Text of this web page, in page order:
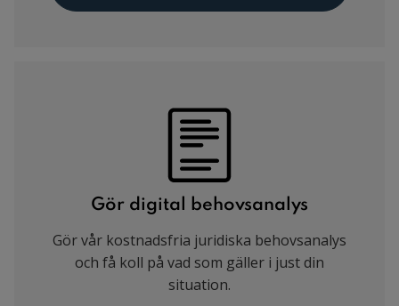
Gör digital behovsanalys
Gör vår kostnadsfria juridiska behovsanalys
och få koll på vad som gäller i just din
situation.